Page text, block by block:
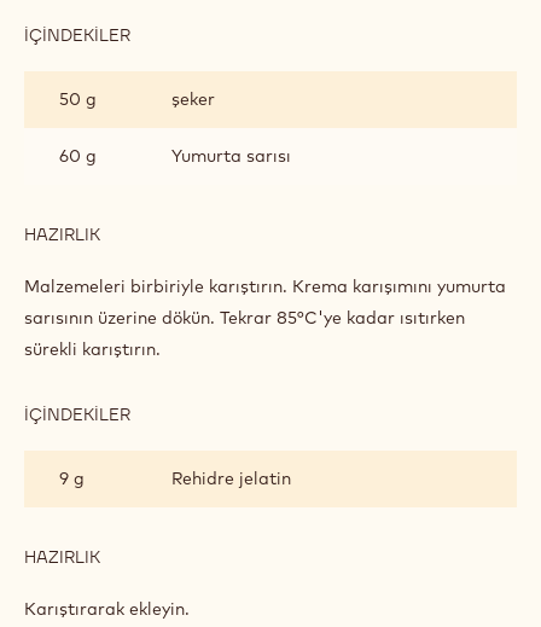
İÇINDEKILER
CRÉMEUX
50 g şeker
60 g Yumurta sarısı
HAZIRLIK
PÜRELI
CRÉMEUX
Malzemeleri birbiriyle karıştırın. Krema karışımını yumurta
sarısının üzerine dökün. Tekrar 85°C'ye kadar ısıtırken
sürekli karıştırın.
İÇINDEKILER
CRÉMEUX
9 g Rehidre jelatin
HAZIRLIK
PÜRELI
Karıştırarak ekleyin.